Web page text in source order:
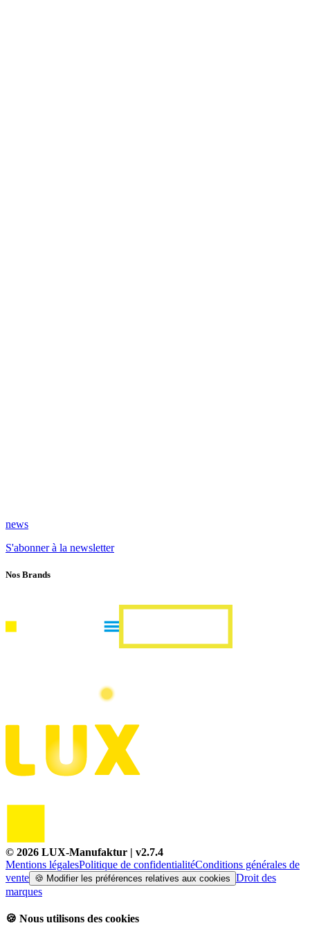
news
S'abonner à la newsletter
Nos Brands
© 2026 LUX-Manufaktur | v2.7.4
Mentions légalesPolitique de confidentialitéConditions générales de
vente 🍪 Modifier les préférences relatives aux cookies Droit des
marques
🍪 Nous utilisons des cookies